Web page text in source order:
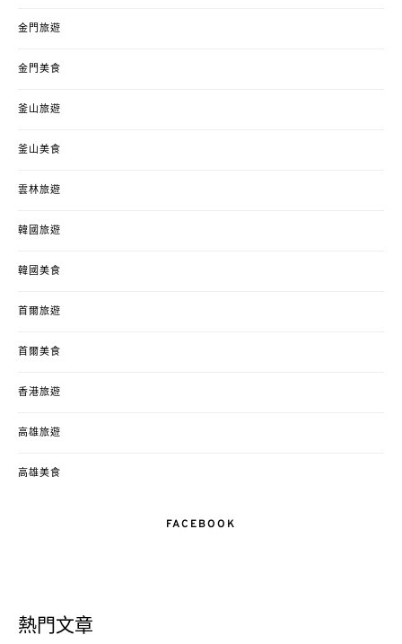
金門旅遊
金門美食
釜山旅遊
釜山美食
雲林旅遊
韓國旅遊
韓國美食
首爾旅遊
首爾美食
香港旅遊
高雄旅遊
高雄美食
FACEBOOK
熱門文章